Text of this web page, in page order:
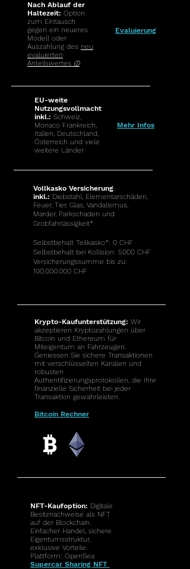
Nach Ablauf der
Haltezeit: Option
zum Eintausch
gegen ein neueres
Modell oder
Auszahlung des neu
evaluierten
Anteilswertes ⓘ
Evaluierung
EU-weite
Nutzungsvollmacht
inkl.: Schweiz,
Monaco Frankreich,
Italien, Deutschland,
Österreich und viele
weitere Länder
Mehr Infos
Vollkasko Versicherung
inkl.: Diebstahl, Elementarschäden,
Feuer, Tier, Glas, Vandalismus,
Marder, Parkschaden und
Grobfahrlässigkeit*
Selbstbehalt Teilkasko*: 0 CHF
Selbstbehalt bei Kollision: 5000 CHF
Versicherungssumme bis zu:
100.000.000 CHF
Krypto-Kaufunterstützung: Wir
akzeptieren Kryptozahlungen über
Bitcoin und Ethereum für
Miteigentum an Fahrzeugen.
Geniessen Sie sichere Transaktionen
mit verschlüsselten Kanälen und
robusten
Authentifizierungsprotokollen, die Ihre
finanzielle Sicherheit bei jeder
Transaktion gewährleisten.
Bitcoin Rechner
NFT-Kaufoption: Digitale
Besitznachweise als NFT
auf der Blockchain.
Einfacher Handel, sichere
Eigentumsstruktur,
exklusive Vorteile.
Plattform: OpenSea
Supercar Sharing NFT